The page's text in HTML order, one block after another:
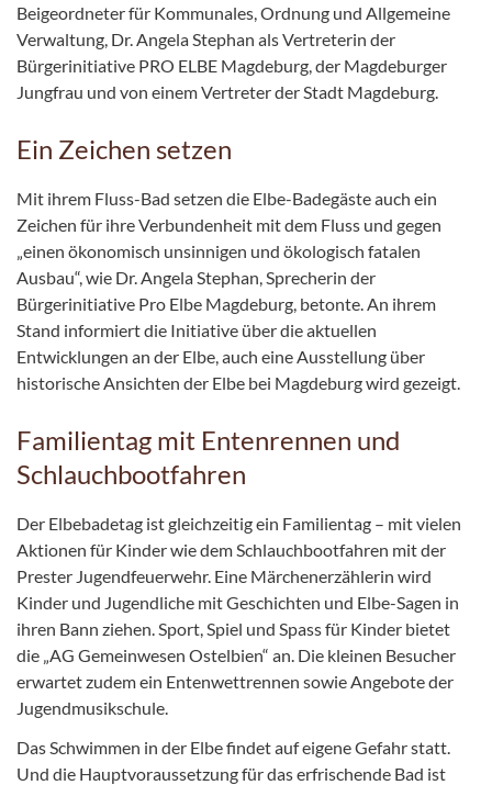
Beigeordneter für Kommunales, Ordnung und Allgemeine
Verwaltung, Dr. Angela Stephan als Vertreterin der
Bürgerinitiative PRO ELBE Magdeburg, der Magdeburger
Jungfrau und von einem Vertreter der Stadt Magdeburg.
Ein Zeichen setzen
Mit ihrem Fluss-Bad setzen die Elbe-Badegäste auch ein
Zeichen für ihre Verbundenheit mit dem Fluss und gegen
„einen ökonomisch unsinnigen und ökologisch fatalen
Ausbau“, wie Dr. Angela Stephan, Sprecherin der
Bürgerinitiative Pro Elbe Magdeburg, betonte. An ihrem
Stand informiert die Initiative über die aktuellen
Entwicklungen an der Elbe, auch eine Ausstellung über
historische Ansichten der Elbe bei Magdeburg wird gezeigt.
Familientag mit Entenrennen und
Schlauchbootfahren
Der Elbebadetag ist gleichzeitig ein Familientag – mit vielen
Aktionen für Kinder wie dem Schlauchbootfahren mit der
Prester Jugendfeuerwehr. Eine Märchenerzählerin wird
Kinder und Jugendliche mit Geschichten und Elbe-Sagen in
ihren Bann ziehen. Sport, Spiel und Spass für Kinder bietet
die „AG Gemeinwesen Ostelbien“ an. Die kleinen Besucher
erwartet zudem ein Entenwettrennen sowie Angebote der
Jugendmusikschule.
Das Schwimmen in der Elbe findet auf eigene Gefahr statt.
Und die Hauptvoraussetzung für das erfrischende Bad ist